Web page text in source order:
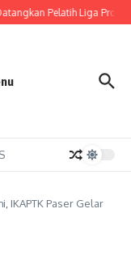
Pelatih Liga
IKAPTK Paser Gelar